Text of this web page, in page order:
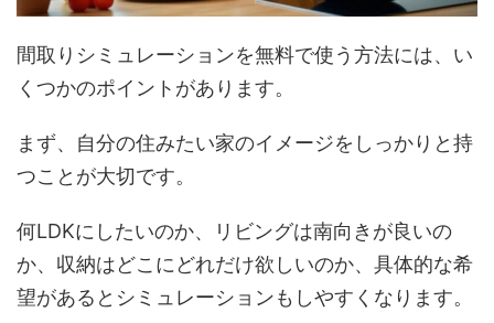
間取りシミュレーションを無料で使う方法には、い
くつかのポイントがあります。
まず、自分の住みたい家のイメージをしっかりと持
つことが大切です。
何LDKにしたいのか、リビングは南向きが良いの
か、収納はどこにどれだけ欲しいのか、具体的な希
望があるとシミュレーションもしやすくなります。